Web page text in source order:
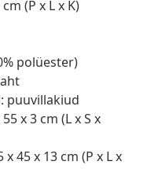
(P x L x K)
polüester)
puuvillakiud
x 3 cm (L x S x
45 x 13 cm (P x L x